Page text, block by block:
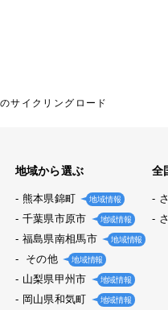
サイクリングロード
地域から選ぶ
熊本県錦町 地域情報
千葉県市原市 地域情報
福島県南相馬市 地域情報
その他 地域情報
山梨県甲州市 地域情報
岡山県和気町 地域情報
全